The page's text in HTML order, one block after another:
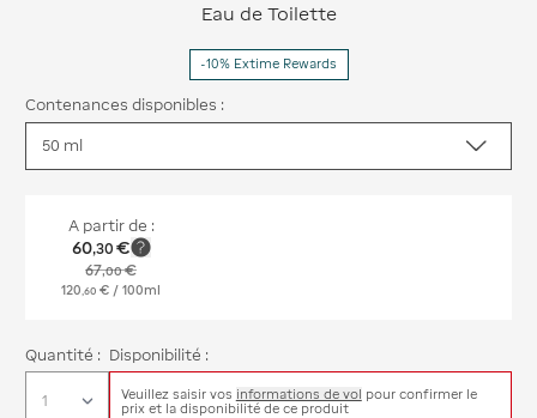
Eau de Toilette
-10% Extime Rewards
Contenances disponibles :
A partir de :
60,30 €
67,00€
120 60 € / 100ml
Quantité : Disponibilité :
Veuillez saisir vos informations de vol pour confirmer le
prix et la disponibilité de ce produit